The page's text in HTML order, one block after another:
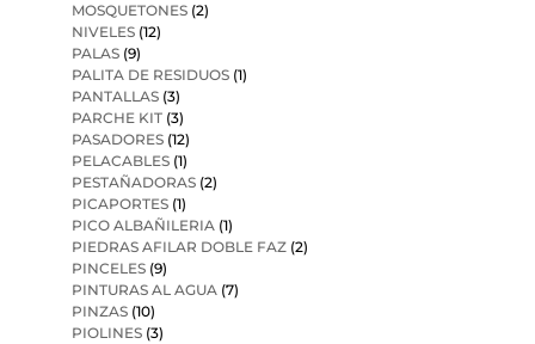
MOSQUETONES (2)
NIVELES (12)
PALAS (9)
PALITA DE RESIDUOS (1)
PANTALLAS (3)
PARCHE KIT (3)
PASADORES (12)
PELACABLES (1)
PESTAÑADORAS (2)
PICAPORTES (1)
PICO ALBAÑILERIA (1)
PIEDRAS AFILAR DOBLE FAZ (2)
PINCELES (9)
PINTURAS AL AGUA (7)
PINZAS (10)
PIOLINES (3)